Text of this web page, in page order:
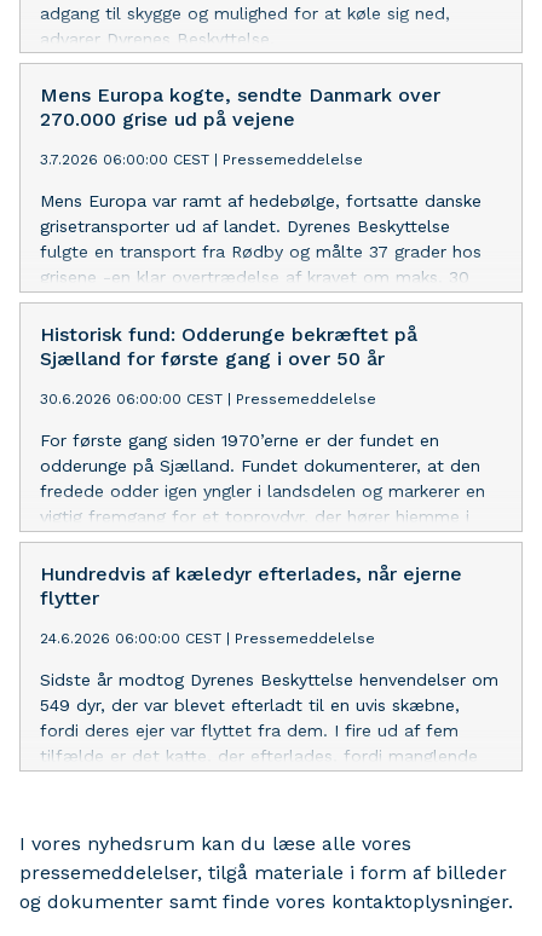
adgang til skygge og mulighed for at køle sig ned,
advarer Dyrenes Beskyttelse.
Mens Europa kogte, sendte Danmark over
270.000 grise ud på vejene
3.7.2026 06:00:00 CEST Pressemeddelelse
Mens Europa var ramt af hedebølge, fortsatte danske
grisetransporter ud af landet. Dyrenes Beskyttelse
fulgte en transport fra Rødby og målte 37 grader hos
grisene -en klar overtrædelse af kravet om maks. 30
grader. Nu opfordrer organisationen til at de danske
myndigheder ændrer deres godkendelsespraksis og reelt
håndhæver EU’s minimumskrav for dyretransporter.
Historisk fund: Odderunge bekræftet på
Sjælland for første gang i over 50 år
30.6.2026 06:00:00 CEST Pressemeddelelse
For første gang siden 1970’erne er der fundet en
odderunge på Sjælland. Fundet dokumenterer, at den
fredede odder igen yngler i landsdelen og markerer en
vigtig fremgang for et toprovdyr, der hører hjemme i
den danske natur.
Hundredvis af kæledyr efterlades, når ejerne
flytter
24.6.2026 06:00:00 CEST Pressemeddelelse
Sidste år modtog Dyrenes Beskyttelse henvendelser om
549 dyr, der var blevet efterladt til en uvis skæbne,
fordi deres ejer var flyttet fra dem. I fire ud af fem
tilfælde er det katte, der efterlades, fordi manglende
I vores nyhedsrum kan du læse alle vores
pressemeddelelser, tilgå materiale i form af billeder
og dokumenter samt finde vores kontaktoplysninger.